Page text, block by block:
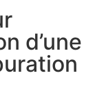
d’une